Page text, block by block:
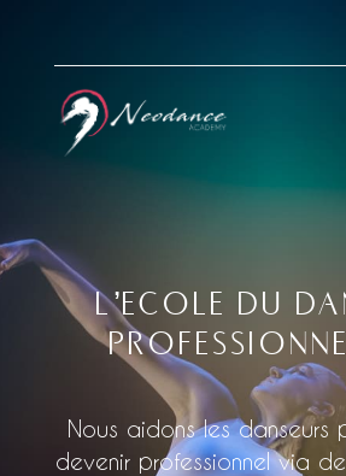
L’ECOLE DU
Nous aidons les danseurs
devenir professionnel via